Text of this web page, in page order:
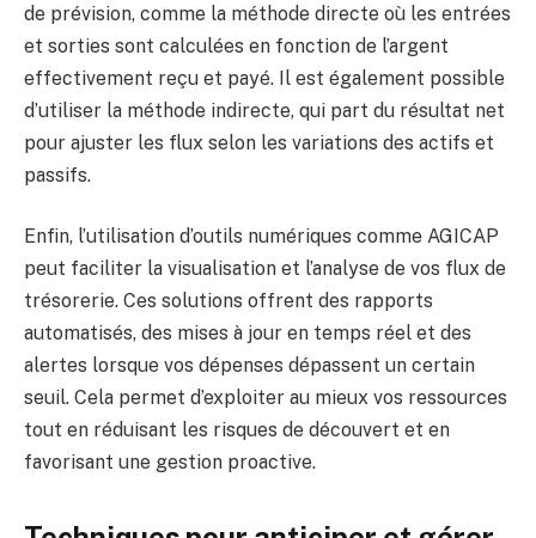
de prévision, comme la méthode directe où les entrées
et sorties sont calculées en fonction de l’argent
effectivement reçu et payé. Il est également possible
d’utiliser la méthode indirecte, qui part du résultat net
pour ajuster les flux selon les variations des actifs et
passifs.
Enfin, l’utilisation d’outils numériques comme AGICAP
peut faciliter la visualisation et l’analyse de vos flux de
trésorerie. Ces solutions offrent des rapports
automatisés, des mises à jour en temps réel et des
alertes lorsque vos dépenses dépassent un certain
seuil. Cela permet d’exploiter au mieux vos ressources
tout en réduisant les risques de découvert et en
favorisant une gestion proactive.